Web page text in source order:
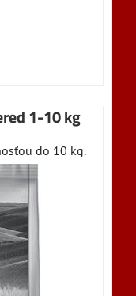
1-10 kg
do 10 kg.